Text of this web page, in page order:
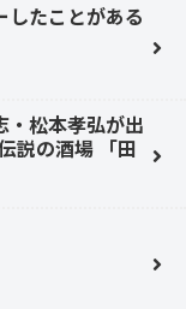
たことがある
松本孝弘が出
説の酒場 「田